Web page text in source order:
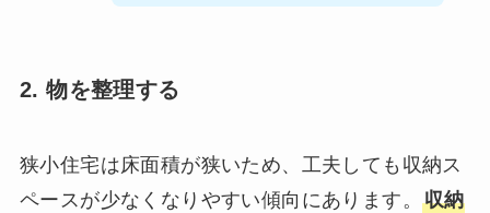
2. 物を整理する
狭小住宅は床面積が狭いため、工夫しても収納ス
ペースが少なくなりやすい傾向にあります。 収納